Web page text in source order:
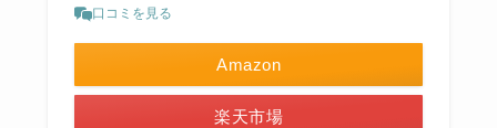
口コミを見る
Amazon
楽天市場